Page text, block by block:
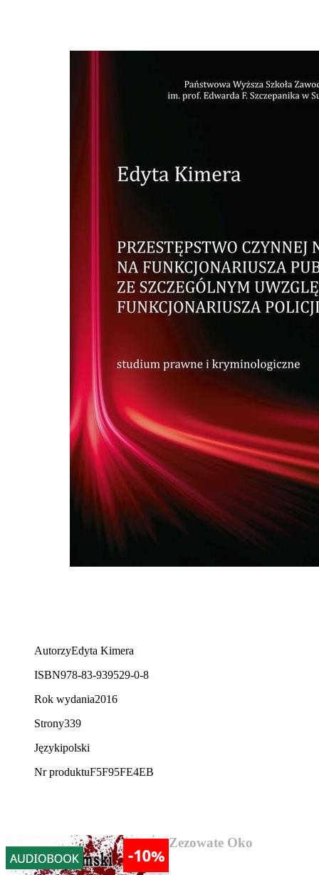
AutorzyEdyta Kimera
ISBN978-83-939529-0-8
Rok wydania2016
Strony339
Językipolski
Nr produktuF5F95FE4EB
Zezowate Oko